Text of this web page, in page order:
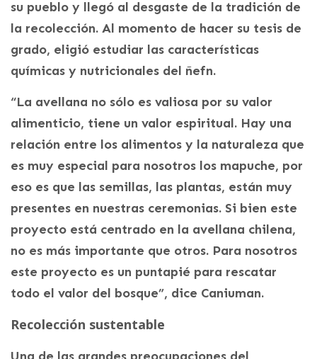
su pueblo y llegó al desgaste de la tradición de
la recolección. Al momento de hacer su tesis de
grado, eligió estudiar las características
químicas y nutricionales del ñefn.
“La avellana no sólo es valiosa por su valor
alimenticio, tiene un valor espiritual. Hay una
relación entre los alimentos y la naturaleza que
es muy especial para nosotros los mapuche, por
eso es que las semillas, las plantas, están muy
presentes en nuestras ceremonias. Si bien este
proyecto está centrado en la avellana chilena,
no es más importante que otros. Para nosotros
este proyecto es un puntapié para rescatar
todo el valor del bosque”, dice Caniuman.
Recolección sustentable